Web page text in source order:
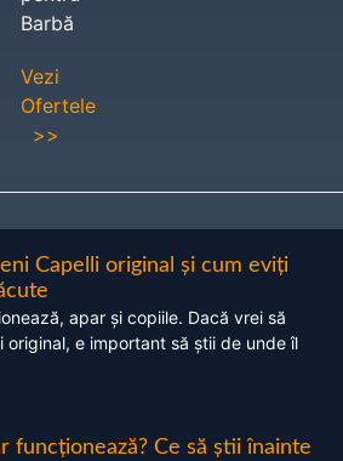
Barbă
Vezi
Ofertele
>>
Capelli original și cum eviți
apar și copiile. Dacă vrei să
original, e important să știi de unde îl
funcționează? Ce să știi înainte